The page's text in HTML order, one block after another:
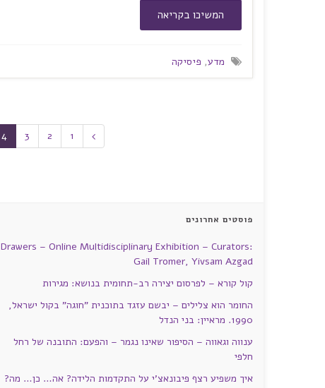
המשיכו בקריאה
מדע, פיסיקה
1
2
3
4
פוסטים אחרונים
Drawers – Online Multidisciplinary Exhibition – Curators:
Gail Tromer, Yivsam Azgad
קול קורא – לפרסום יצירה רב-תחומית בנושא: מגירות
החומר הוא צלילים – יבשם עזגד בתוכנית "חוגה" בקול ישראל,
1990. מראיין: בני הנדל
ענווה וגאווה – הסיפור שאינו נגמר – והפעם: התובנה של רחל
חלפי
איך משפיע רצף פיבונאצ'י על התקדמות הלידה? אה… כן… מה?